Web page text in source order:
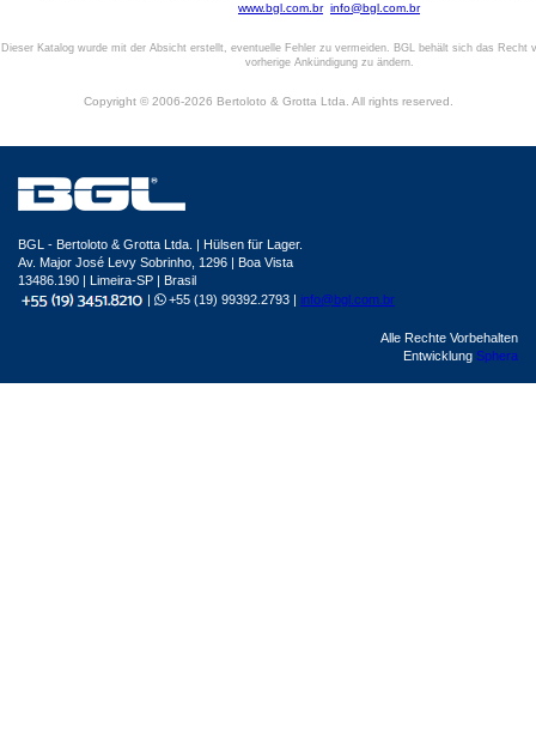
www.bgl.com.br info@bgl.com.br
Dieser Katalog wurde mit der Absicht erstellt, eventuelle Fehler zu vermeiden. BGL behält sich das Recht
vorherige Ankündigung zu ändern.
Copyright © 2006-2026 Bertoloto & Grotta Ltda. All rights reserved.
BGL - Bertoloto & Grotta Ltda. | Hülsen für Lager.
Av. Major José Levy Sobrinho, 1296 | Boa Vista
13486.190 | Limeira-SP | Brasil
|
+55 (19) 99392.2793 | info@bgl.com.br
Alle Rechte Vorbehalten
Entwicklung Sphera